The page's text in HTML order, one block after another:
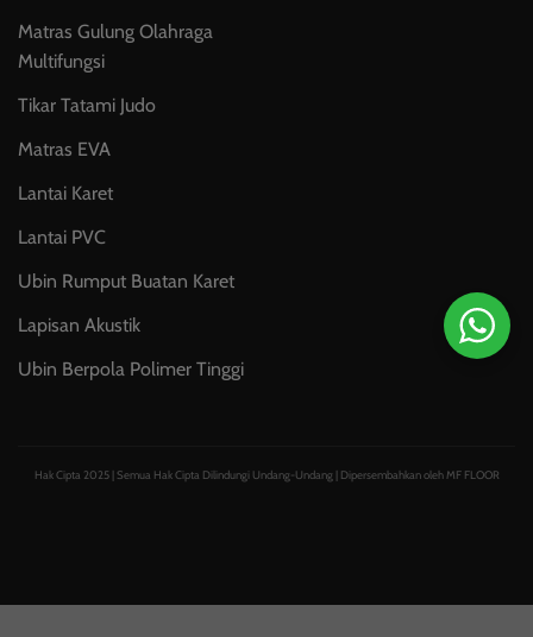
Matras Gulung Olahraga
Multifungsi
Tikar Tatami Judo
Matras EVA
Lantai Karet
Lantai PVC
Ubin Rumput Buatan Karet
Lapisan Akustik
Ubin Berpola Polimer Tinggi
Hak Cipta 2025 | Semua Hak Cipta Dilindungi Undang-Undang | Dipersembahkan oleh MF FLOOR